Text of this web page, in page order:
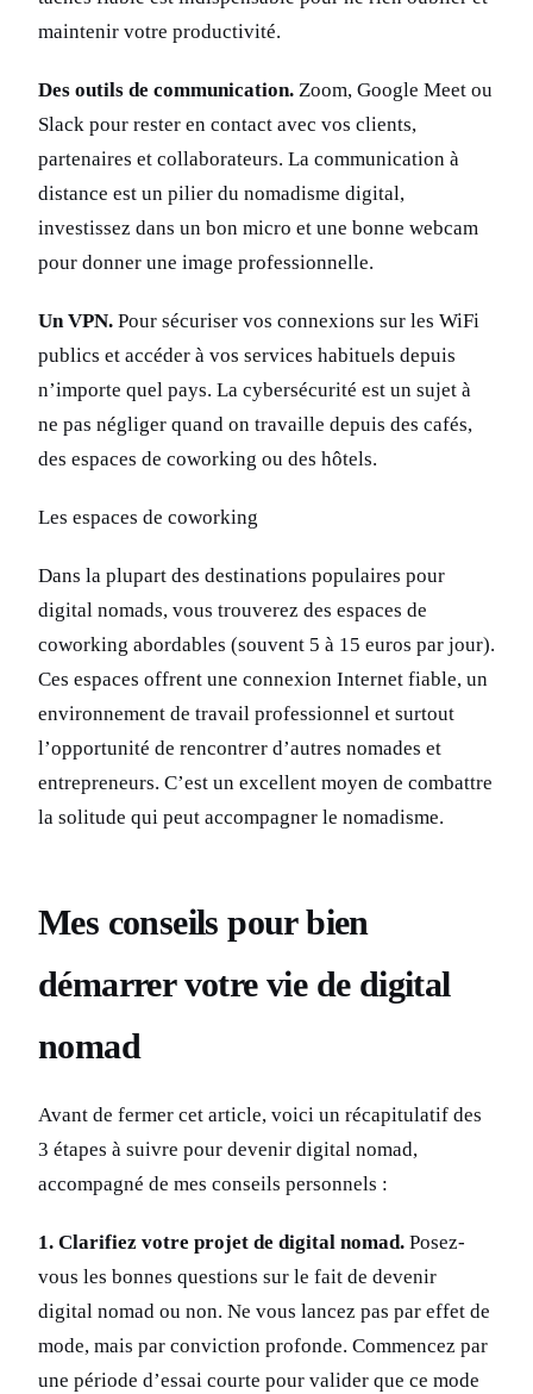
maintenir votre productivité.
Des outils de communication. Zoom, Google Meet ou
Slack pour rester en contact avec vos clients,
partenaires et collaborateurs. La communication à
distance est un pilier du nomadisme digital,
investissez dans un bon micro et une bonne webcam
pour donner une image professionnelle.
Un VPN. Pour sécuriser vos connexions sur les WiFi
publics et accéder à vos services habituels depuis
n’importe quel pays. La cybersécurité est un sujet à
ne pas négliger quand on travaille depuis des cafés,
des espaces de coworking ou des hôtels.
Les espaces de coworking
Dans la plupart des destinations populaires pour
digital nomads, vous trouverez des espaces de
coworking abordables (souvent 5 à 15 euros par jour).
Ces espaces offrent une connexion Internet fiable, un
environnement de travail professionnel et surtout
l’opportunité de rencontrer d’autres nomades et
entrepreneurs. C’est un excellent moyen de combattre
la solitude qui peut accompagner le nomadisme.
Mes conseils pour bien
démarrer votre vie de digital
nomad
Avant de fermer cet article, voici un récapitulatif des
3 étapes à suivre pour devenir digital nomad,
accompagné de mes conseils personnels :
1. Clarifiez votre projet de digital nomad. Posez-
vous les bonnes questions sur le fait de devenir
digital nomad ou non. Ne vous lancez pas par effet de
mode, mais par conviction profonde. Commencez par
une période d’essai courte pour valider que ce mode